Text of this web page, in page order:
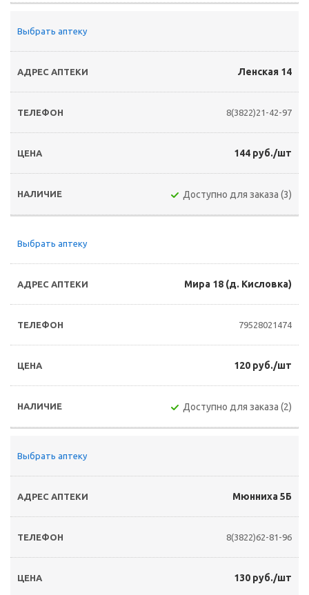
Выбрать аптеку
Ленская 14
8(3822)21-42-97
144 руб./шт
Доступно для заказа (3)
Выбрать аптеку
Мира 18 (д. Кисловка)
79528021474
120 руб./шт
Доступно для заказа (2)
Выбрать аптеку
Мюнниха 5Б
8(3822)62-81-96
130 руб./шт